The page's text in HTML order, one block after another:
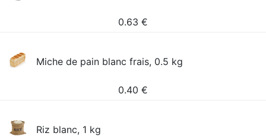
0.63 €
Miche de pain blanc frais, 0.5 kg
0.40 €
Riz blanc, 1 kg